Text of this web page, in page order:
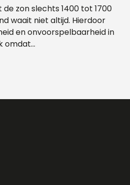
de zon slechts 1400 tot 1700
waait niet altijd. Hierdoor
en onvoorspelbaarheid in
omdat...